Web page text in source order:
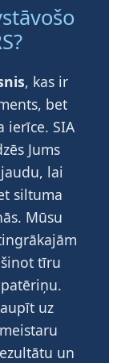
, kas ir
bet
ierīce. SIA
Jums
lai
siltuma
Mūsu
tīru
uz
un